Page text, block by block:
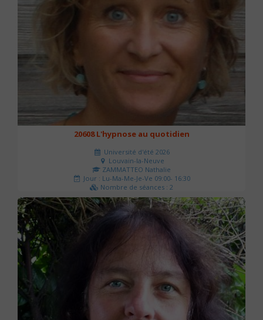
20608 L'hypnose au quotidien
Université d'été 2026
Louvain-la-Neuve
ZAMMATTEO Nathalie
Jour : Lu-Ma-Me-Je-Ve 09:00- 16:30
Nombre de séances : 2
140 €